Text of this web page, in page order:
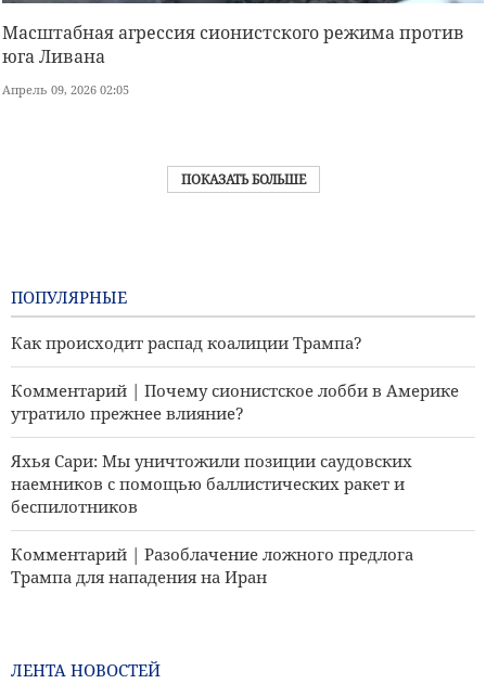
Масштабная агрессия сионистского режима против
юга Ливана
Апрель 09, 2026 02:05
ПОКАЗАТЬ БОЛЬШЕ
ПОПУЛЯРНЫЕ
Как происходит распад коалиции Трампа?
Комментарий | Почему сионистское лобби в Америке
утратило прежнее влияние?
Яхья Сари: Мы уничтожили позиции саудовских
наемников с помощью баллистических ракет и
беспилотников
Комментарий | Разоблачение ложного предлога
Трампа для нападения на Иран
ЛЕНТА НОВОСТЕЙ